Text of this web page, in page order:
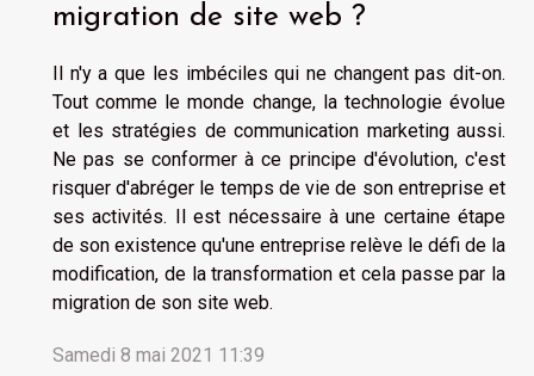
migration de site web ?
Il n'y a que les imbéciles qui ne changent pas dit-on.
Tout comme le monde change, la technologie évolue
et les stratégies de communication marketing aussi.
Ne pas se conformer à ce principe d'évolution, c'est
risquer d'abréger le temps de vie de son entreprise et
ses activités. Il est nécessaire à une certaine étape
de son existence qu'une entreprise relève le défi de la
modification, de la transformation et cela passe par la
migration de son site web.
Samedi 8 mai 2021 11:39